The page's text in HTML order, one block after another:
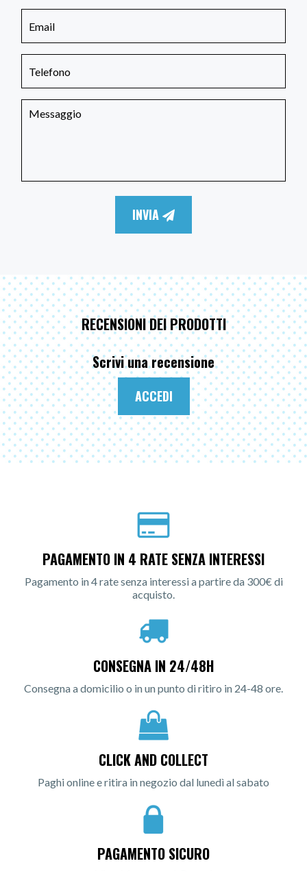
INVIA
RECENSIONI DEI PRODOTTI
Scrivi una recensione
ACCEDI
PAGAMENTO IN 4 RATE SENZA INTERESSI
Pagamento in 4 rate senza interessi a partire da 300€ di
acquisto.
CONSEGNA IN 24/48H
Consegna a domicilio o in un punto di ritiro in 24-48 ore.
CLICK AND COLLECT
Paghi online e ritira in negozio dal lunedì al sabato
PAGAMENTO SICURO